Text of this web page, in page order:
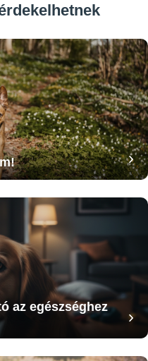
az egészséghez